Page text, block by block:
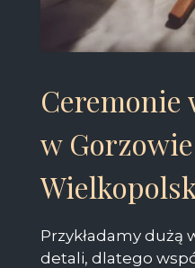
Ceremonie
w Gorzowie
Przykładamy dużą
detali, dlatego